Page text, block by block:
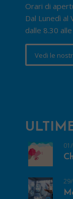
Orari di
Dal Lunedì al
dalle 8.30
Vedi le